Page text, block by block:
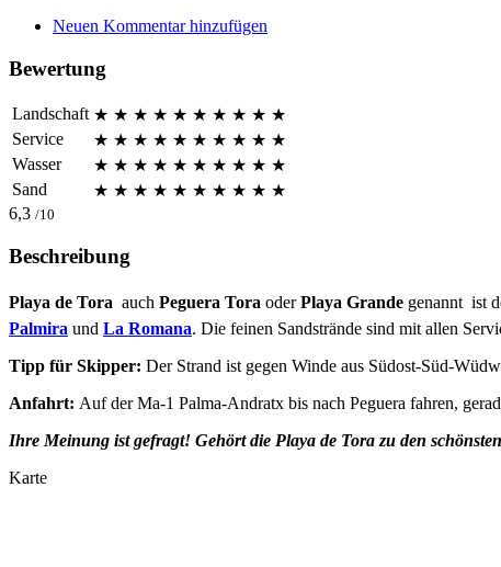
Neuen Kommentar hinzufügen
Bewertung
Landschaft ★ ★ ★ ★ ★ ★ ★ ★ ★ ★
Service
★ ★ ★ ★ ★ ★ ★ ★ ★ ★
Wasser
★ ★ ★ ★ ★ ★ ★ ★ ★ ★
Sand
★ ★ ★ ★ ★ ★ ★ ★ ★ ★
6,3 /10
Beschreibung
Playa de Tora  auch Peguera Tora oderPlaya Grande genannt 
Palmira und La Romana. Die feinen Sandstrände sind mit allen
Tipp für Skipper: Der Strand ist gegen Winde aus Südost-Süd-
Anfahrt: Auf der Ma-1 Palma-Andratx bis nach Peguera fahren,
Ihre Meinung ist gefragt! Gehört die Playa de Tora zu den
Karte